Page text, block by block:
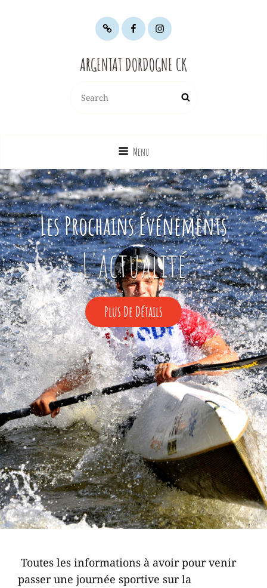
Infos
et
contacts
Facebookinstagram
ARGENTAT DORDOGNE CK
for:
Search
Menu
Les Prochains Événements
L'actualité
Plus De Détails
De
Détails
Toutes les informations à avoir pour venir
passer une journée sportive sur la